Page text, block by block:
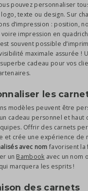
pouvez personnaliser
texte ou design. Sur
d’impression : position,
voire impression en
souvent possible
maximale assurée !
cadeau pour vos
les
modèles peuvent être
cadeau personnel et haut
Offrir des carnets
et crée une expérience de
avec nom favorisent la
un Bambook avec un nom
marquera les esprits !
des carnets